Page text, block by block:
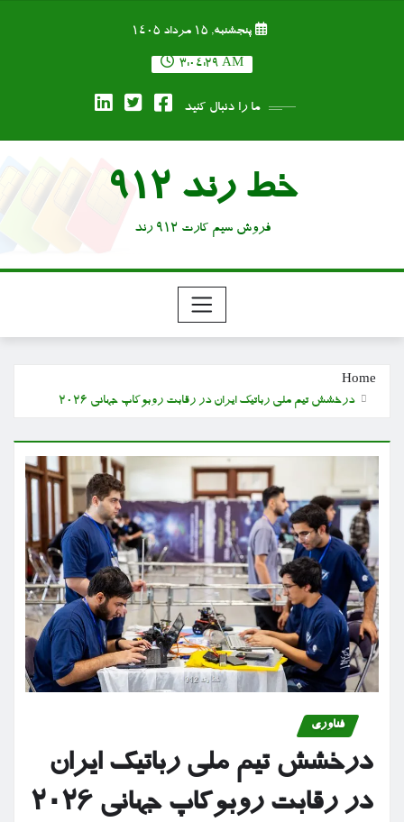
پنجشنبه, ۱۵ مرداد ۱۴۰۵
3:04:30 AM
ما را دنبال کنید
خط رند 912
فروش سیم کارت 912 رند
Home
درخشش تیم ملی رباتیک ایران در رقابت روبوکاپ جهانی ۲۰۲۶
فناوری
درخشش تیم ملی رباتیک ایران
در رقابت روبوکاپ جهانی ۲۰۲۶